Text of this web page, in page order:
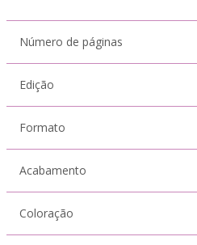
Número de páginas
Edição
Formato
Acabamento
Coloração